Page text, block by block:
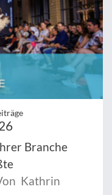
Branche
Kathrin